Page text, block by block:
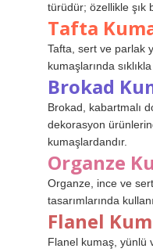
türüdür; özellikle şık
Tafta
Tafta, sert ve parlak
kumaşlarında sıklıkla
Brokad
Brokad, kabartmalı
dekorasyon
kumaşlardandır.
Organze
Organze, ince ve
tasarımlarında
Flanel
Flanel kumaş, yünlü